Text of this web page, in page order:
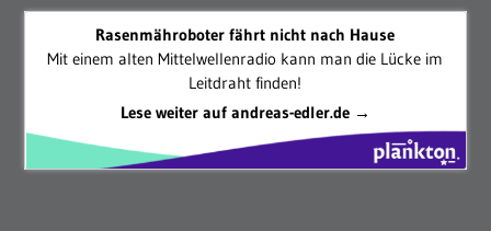
Rasenmähroboter fährt nicht nach Hause
Mit einem alten Mittelwellenradio kann man die Lücke im
Leitdraht finden!
Lese weiter auf andreas-edler.de →